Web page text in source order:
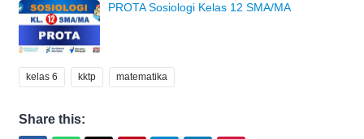
PROTA Sosiologi Kelas 12 SMA/MA
kelas 6 kktp matematika
Share this: